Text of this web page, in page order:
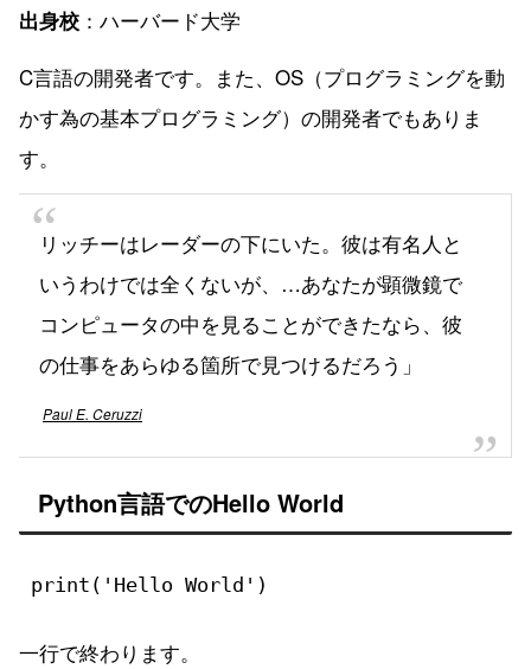
出身校 ：ハーバード大学
C言語の開発者です。また、OS（プログラミングを動
かす為の基本プログラミング）の開発者でもありま
す。
リッチーはレーダーの下にいた。彼は有名人と
いうわけでは全くないが、…あなたが顕微鏡で
コンピュータの中を見ることができたなら、彼
の仕事をあらゆる箇所で見つけるだろう」
Paul E. Ceruzzi
Python言語でのHello World
print('Hello World')
一行で終わります。